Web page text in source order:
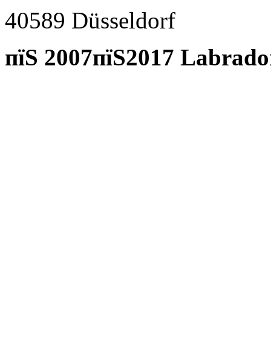
40589 Düsseldorf
пїЅ 2007пїЅ2017